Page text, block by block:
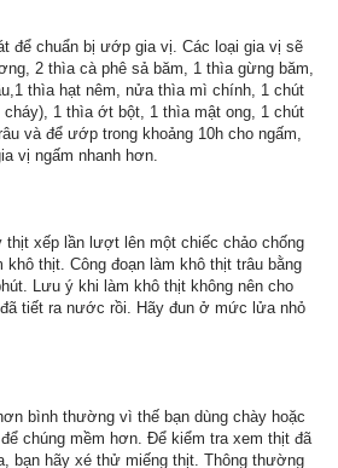
để chuẩn bị ướp gia vị. Các loại gia vị sẽ
2 thìa cà phê sả băm, 1 thìa gừng băm,
thìa hạt nêm, nửa thìa mì chính, 1 chút
1 thìa ớt bột, 1 thìa mật ong, 1 chút
và để ướp trong khoảng 10h cho ngấm,
vị ngấm nhanh hơn.
xếp lần lượt lên một chiếc chảo chống
thịt. Công đoạn làm khô thịt trâu bằng
Lưu ý khi làm khô thịt không nên cho
tiết ra nước rồi. Hãy đun ở mức lửa nhỏ
bình thường vì thế bạn dùng chày hoặc
chúng mềm hơn. Để kiểm tra xem thịt đã
bạn hãy xé thử miếng thịt. Thông thường